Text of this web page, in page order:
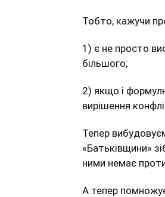
Тобто, кажучи
1) є не просто
більшого;
2) якщо і
вирішення
Тепер
«Батьківщини»
ними немає
А тепер